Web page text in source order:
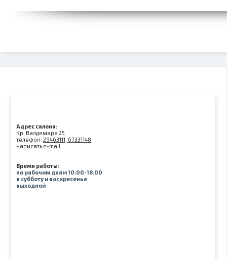
Адрес салона:
Kр. Валдемара 25
телефон:29463111, 67331148
написать e-mail
Время работы:
по рабочим дням 10:00-18:00
в субботу и воскресенье
выходной